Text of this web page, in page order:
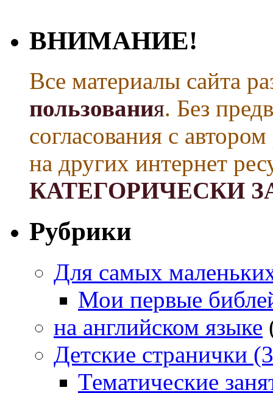
ВНИМАНИЕ!
Все материалы сайта
пользования. Без
согласования с
на других интернет
КАТЕГОРИЧЕСКИ
Рубрики
Для самых
Мои первые
на английском языке
Детские странички
Тематические